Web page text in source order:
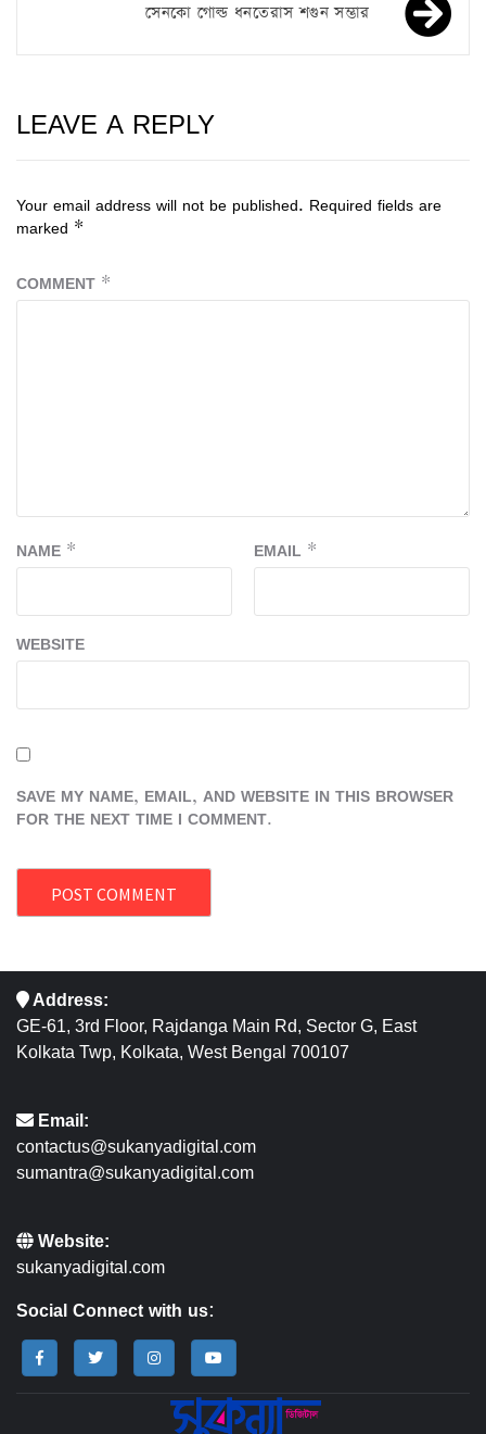
সেনকো গোল্ড ধনতেরাস শগুন সম্ভার
LEAVE A REPLY
Your email address will not be published. Required fields are
marked *
COMMENT *
NAME * EMAIL *
WEBSITE
SAVE MY NAME, EMAIL, AND WEBSITE IN THIS BROWSER
FOR THE NEXT TIME I COMMENT.
Address:
GE-61, 3rd Floor, Rajdanga Main Rd, Sector G, East
Kolkata Twp, Kolkata, West Bengal 700107
Email:
contactus@sukanyadigital.com
sumantra@sukanyadigital.com
Website:
sukanyadigital.com
Social Connect with us: